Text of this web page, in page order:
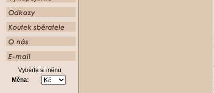
Vyberte si měnu
Měna: